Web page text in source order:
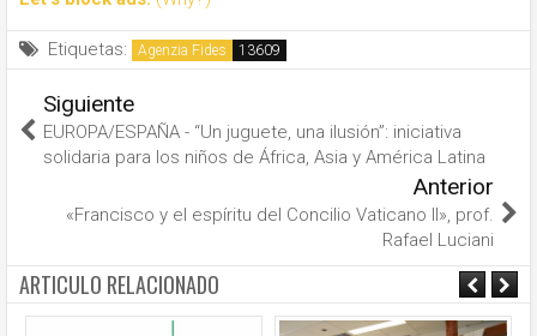
Etiquetas: Agenzia Fides
Siguiente
EUROPA/ESPAÑA - “Un juguete, una ilusión”: iniciativa
solidaria para los niños de África, Asia y América Latina
Anterior
«Francisco y el espíritu del Concilio Vaticano II», prof.
Rafael Luciani
ARTICULO RELACIONADO